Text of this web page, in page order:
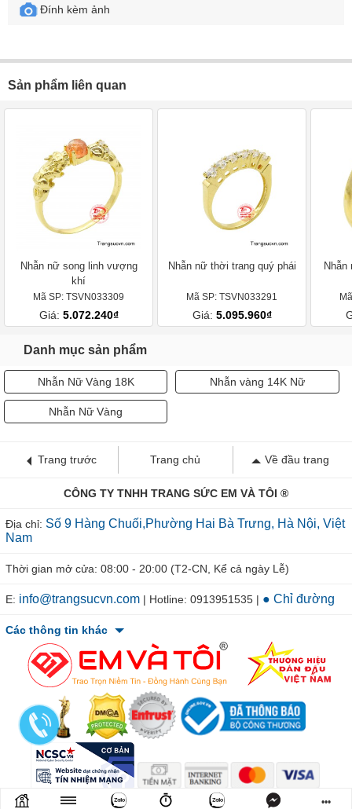
Đính kèm ảnh
Sản phẩm liên quan
Nhẫn nữ song linh vượng
khí
Mã SP: TSVN033309
Giá: 5.072.240₫
Nhẫn nữ thời trang quý phái
Mã SP: TSVN033291
Giá: 5.095.960₫
Nhẫn
Danh mục sản phẩm
Nhẫn Nữ Vàng 18K Nhẫn vàng 14K Nữ
Nhẫn Nữ Vàng
Trang trước Trang chủ Về đầu trang
CÔNG TY TNHH TRANG SỨC EM VÀ TÔI ®
Địa chỉ: Số 9 Hàng Chuối,Phường Hai Bà Trưng, Hà Nội, Việt
Nam
Thời gian mở cửa: 08:00 - 20:00 (T2-CN, Kể cả ngày Lễ)
E: info@trangsucvn.com | Hotline: 0913951535 | ● Chỉ đường
Các thông tin khác
© 2011-2026 TRANGSUCVN.COM Copyright, All Rights Reserved. •••